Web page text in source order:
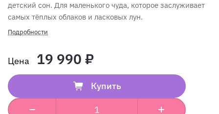
детский сон. Для маленького чуда, которое заслуживает
самых тёплых облаков и ласковых лун.
Подробности
19 990 ₽
Купить